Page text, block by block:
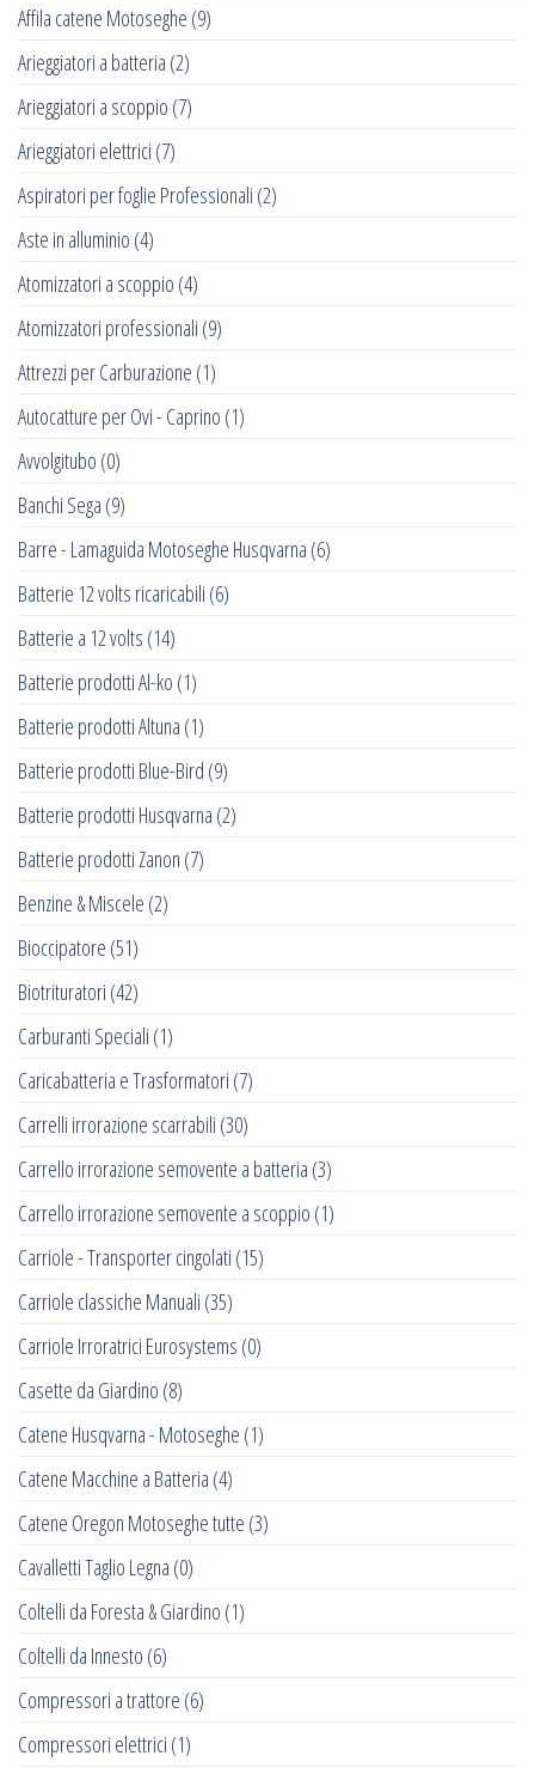
Affila catene Motoseghe (9)
Arieggiatori a batteria (2)
Arieggiatori a scoppio (7)
Arieggiatori elettrici (7)
Aspiratori per foglie Professionali (2)
Aste in alluminio (4)
Atomizzatori a scoppio (4)
Atomizzatori professionali (9)
Attrezzi per Carburazione (1)
Autocatture per Ovi - Caprino (1)
Avvolgitubo (0)
Banchi Sega (9)
Barre - Lamaguida Motoseghe Husqvarna (6)
Batterie 12 volts ricaricabili (6)
Batterie a 12 volts (14)
Batterie prodotti Al-ko (1)
Batterie prodotti Altuna (1)
Batterie prodotti Blue-Bird (9)
Batterie prodotti Husqvarna (2)
Batterie prodotti Zanon (7)
Benzine & Miscele (2)
Bioccipatore (51)
Biotrituratori (42)
Carburanti Speciali (1)
Caricabatteria e Trasformatori (7)
Carrelli irrorazione scarrabili (30)
Carrello irrorazione semovente a batteria (3)
Carrello irrorazione semovente a scoppio (1)
Carriole - Transporter cingolati (15)
Carriole classiche Manuali (35)
Carriole Irroratrici Eurosystems (0)
Casette da Giardino (8)
Catene Husqvarna - Motoseghe (1)
Catene Macchine a Batteria (4)
Catene Oregon Motoseghe tutte (3)
Cavalletti Taglio Legna (0)
Coltelli da Foresta & Giardino (1)
Coltelli da Innesto (6)
Compressori a trattore (6)
Compressori elettrici (1)